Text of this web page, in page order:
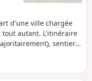
d'une ville chargée
autant. L'itinéraire
sentiers,
et tronçons